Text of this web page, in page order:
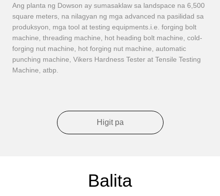
Ang planta ng Dowson ay sumasaklaw sa landspace na 6,500
square meters, na nilagyan ng mga advanced na pasilidad sa
produksyon, mga tool at testing equipments.i.e. forging bolt
machine, threading machine, hot heading bolt machine, cold-
forging nut machine, hot forging nut machine, automatic
punching machine, Vikers Hardness Tester at Tensile Testing
Machine, atbp.
Higit pa
Balita